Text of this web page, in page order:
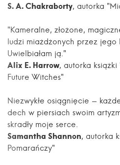
S. A. Chakraborty, autorka
"Kameralne, złożone,
ludzi miażdżonych przez jego
Uwielbiałam ją."
Alix E. Harrow, autorka
Future Witches"
Niezwykłe osiągnięcie -
dech w piersiach swoim
skradły moje serce.
Samantha Shannon, autorka
Pomarańczy"